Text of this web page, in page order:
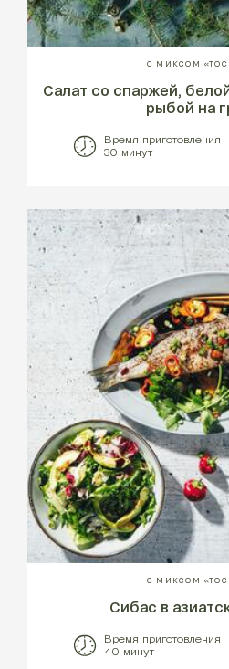
С МИКСОМ
Салат со спаржей,
рыбой на
Время приготовления
30 минут
С МИКСОМ
Сибас в
Время приготовления
40 минут